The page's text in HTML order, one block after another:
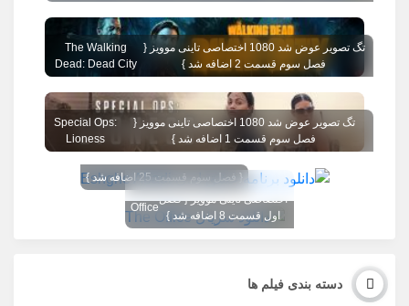
تگ تصویر عوض شد 1080 اختصاصی تاینی موویز {
فصل سوم قسمت 2 اضافه شد }
The Walking
Dead: Dead City
تگ تصویر عوض شد 1080 اختصاصی تاینی موویز {
فصل سوم قسمت 1 اضافه شد }
Special Ops:
Lioness
{ فصل سوم قسمت 25 اضافه شد }
تگ تصویر عوض شد 1080
اختصاصی تاینی موویز { فصل
اول قسمت 8 اضافه شد }
The
Office
دسته بندی فیلم ها